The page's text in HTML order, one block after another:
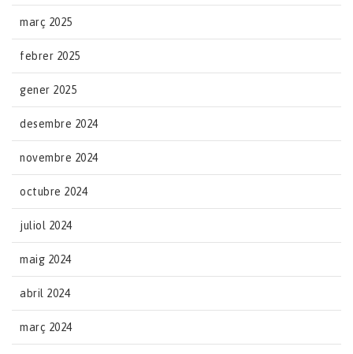
març 2025
febrer 2025
gener 2025
desembre 2024
novembre 2024
octubre 2024
juliol 2024
maig 2024
abril 2024
març 2024